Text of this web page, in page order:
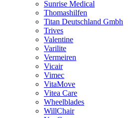
Sunrise Medical
Thomashilfen
Titan Deutschland Gmbh
Trives
Valentine
Varilite
Vermeiren
Vicair
Vimec
VitaMove
Vitea Care
Wheelblades
WillChair